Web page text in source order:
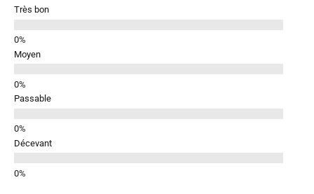
Très bon
Moyen
Passable
Décevant